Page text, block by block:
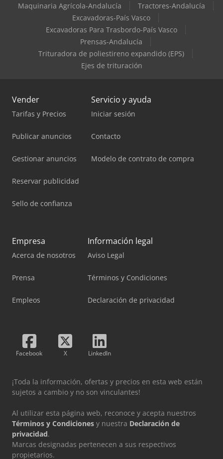
Maquinaria Agrícola-Andalucía
Tractores-Andalucía
Excavadoras-País Vasco
Excavadoras Para Trasbordo-País Vasco
Prensas-Andalucía
Trituradora de poliestireno expandido (EPS)
Ejes de trituración
Vender
Tarifas y Precios
Publicar anuncios
Gestionar anuncios
Reservar publicidad
Sello de confianza
Servicio y ayuda
Iniciar sesión
Contacto
Modelo de contrato de compra
Empresa
Acerca de nosotros
Prensa
Empleos
Información legal
Aviso Legal
Términos y Condiciones
Declaración de privacidad
Facebook X LinkedIn
¡Toda la información, ofertas y precios en esta web están
sujetos a cambio y no son vinculantes!
Al utilizar esta página web, reconoce y acepta nuestros
Términos y Condiciones y nuestra Declaración de
privacidad.
Marcas designadas pertenecen a sus respectivos
propietarios.